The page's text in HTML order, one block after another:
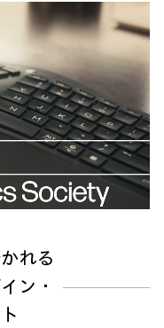
れる
ン・